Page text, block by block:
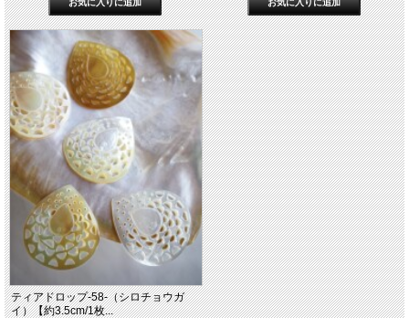
ティアドロップ-58-（シロチョウガ
イ）【約3.5cm/1枚...